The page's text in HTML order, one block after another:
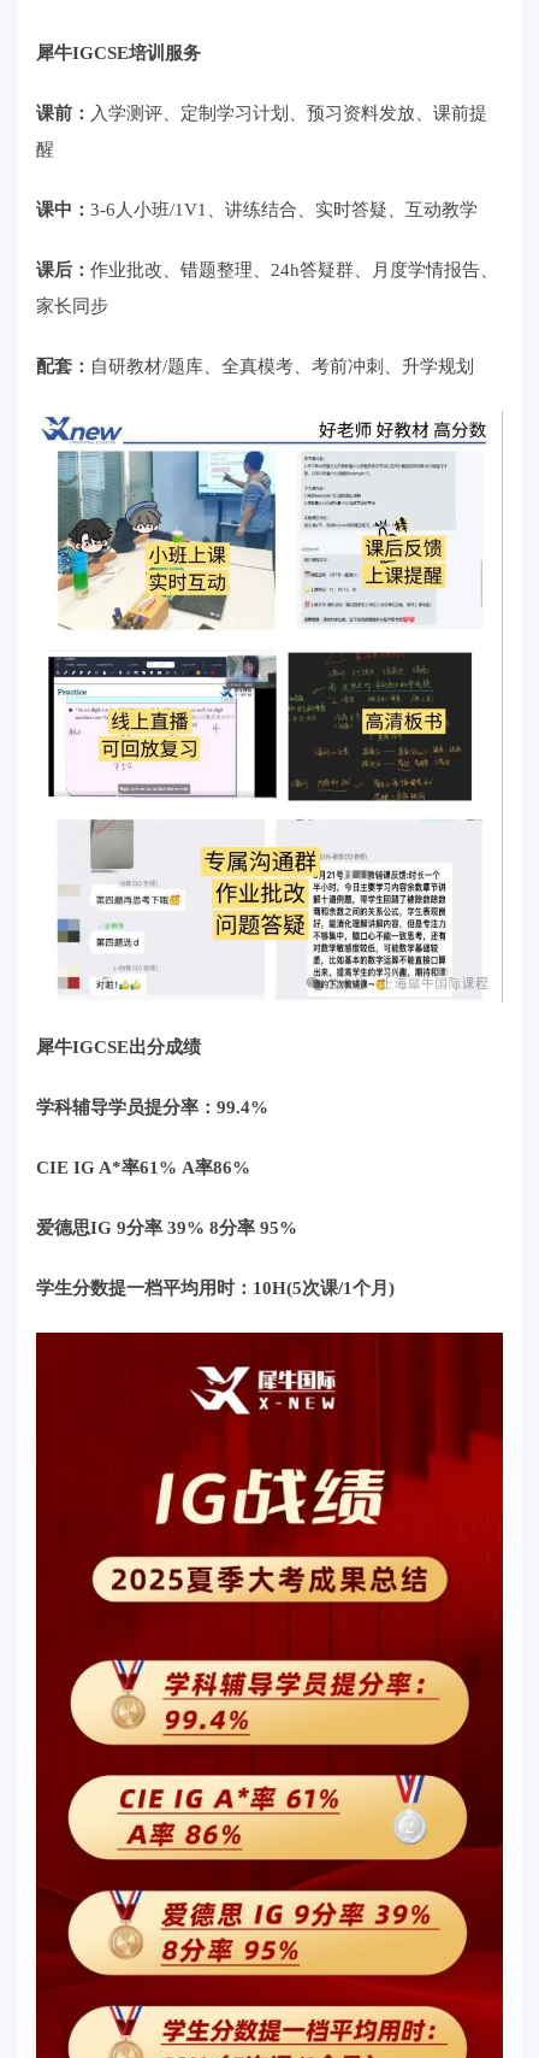
犀牛IGCSE培训服务
课前： 入学测评、定制学习计划、预习资料发放、课前提
醒
课中： 3-6人小班/1V1、讲练结合、实时答疑、互动教学
课后： 作业批改、错题整理、24h答疑群、月度学情报告、
家长同步
配套： 自研教材/题库、全真模考、考前冲刺、升学规划
犀牛IGCSE出分成绩
学科辅导学员提分率：99.4%
CIE IG A*率61% A率86%
爱德思IG 9分率 39% 8分率 95%
学生分数提一档平均用时：10H(5次课/1个月)